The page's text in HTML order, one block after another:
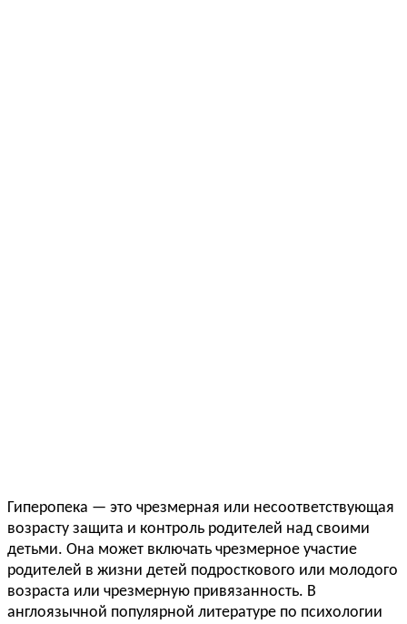
Гиперопека — это чрезмерная или несоответствующая
возрасту защита и контроль родителей над своими
детьми. Она может включать чрезмерное участие
родителей в жизни детей подросткового или молодого
возраста или чрезмерную привязанность. В
англоязычной популярной литературе по психологии